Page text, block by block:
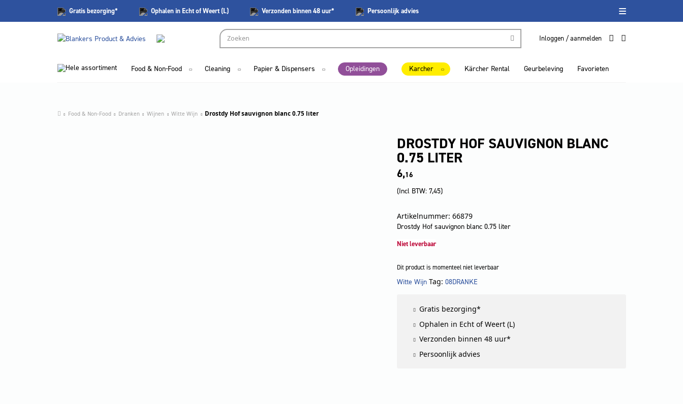
Gratisbezorging* Ophalen in Echt of Weert (L) Verzondenbinnen 48 uur* Persoonlijkadvies
Inloggen / aanmelden
Hele assortiment Food & Non-Food Cleaning Papier & Dispensers Opleidingen Karcher Kärcher Rental Geurbeleving Favorieten
Food & Non-Food Dranken Wijnen Witte Wijn Drostdy Hof sauvignon blanc 0.75 liter
DROSTDY HOF SAUVIGNON BLANC
0.75 LITER
6,16
(Incl BTW: 7,45)
Artikelnummer: 66879
Drostdy Hof sauvignon blanc 0.75 liter
Niet leverbaar
Dit product is momenteel niet leverbaar
LET OP!
Witte Wijn Tag: 08DRANKE
Gratis bezorging*
Ophalen in Echt of Weert (L)
Verzonden binnen 48 uur*
Persoonlijk advies